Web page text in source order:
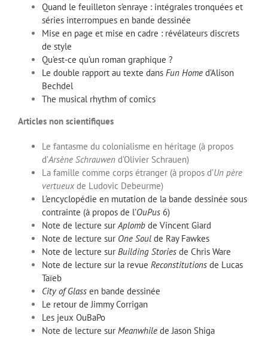
Quand le feuilleton s’enraye : intégrales tronquées et
séries interrompues en bande dessinée
Mise en page et mise en cadre : révélateurs discrets
de style
Qu’est-ce qu’un roman graphique ?
Le double rapport au texte dans Fun Home d’Alison
Bechdel
The musical rhythm of comics
Articles non scientifiques
Le fantasme du colonialisme en héritage (à propos
d’Arsène Schrauwen d’Olivier Schrauen)
La famille comme corps étranger (à propos d’Un père
vertueuxde Ludovic Debeurme)
L’encyclopédie en mutation de la bande dessinée sous
contrainte (à propos de l’OuPus 6)
Note de lecture sur Aplomb de Vincent Giard
Note de lecture sur One Soul de Ray Fawkes
Note de lecture sur Building Stories de Chris Ware
Note de lecture sur la revue Reconstitutions de Lucas
Taïeb
City of Glass en bande dessinée
Le retour de Jimmy Corrigan
Les jeux OuBaPo
Note de lecture sur Meanwhile de Jason Shiga